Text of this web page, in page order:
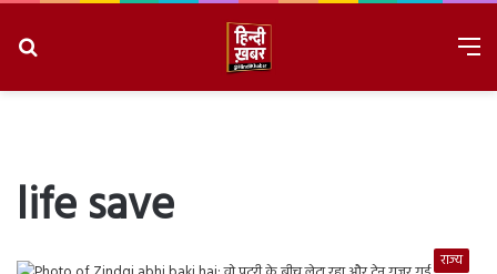
life save
राज्य